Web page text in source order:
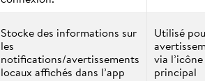
Stocke des informations sur
les
notifications/avertissements
locaux affichés dans l’app
Utilisé
via
principal